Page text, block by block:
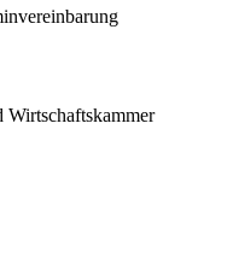
Wirtschaftskammer